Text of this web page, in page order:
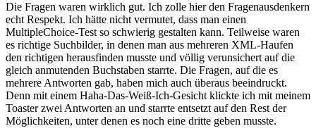
Die Fragen waren wirklich gut. Ich zolle hier den Fragenausdenkern
echt Respekt. Ich hätte nicht vermutet, dass man einen
MultipleChoice-Test so schwierig gestalten kann. Teilweise waren
es richtige Suchbilder, in denen man aus mehreren XML-Haufen
den richtigen herausfinden musste und völlig verunsichert auf die
gleich anmutenden Buchstaben starrte. Die Fragen, auf die es
mehrere Antworten gab, haben mich auch überaus beeindruckt.
Denn mit einem Haha-Das-Weiß-Ich-Gesicht klickte ich mit meinem
Toaster zwei Antworten an und starrte entsetzt auf den Rest der
Möglichkeiten, unter denen es noch eine dritte geben musste.